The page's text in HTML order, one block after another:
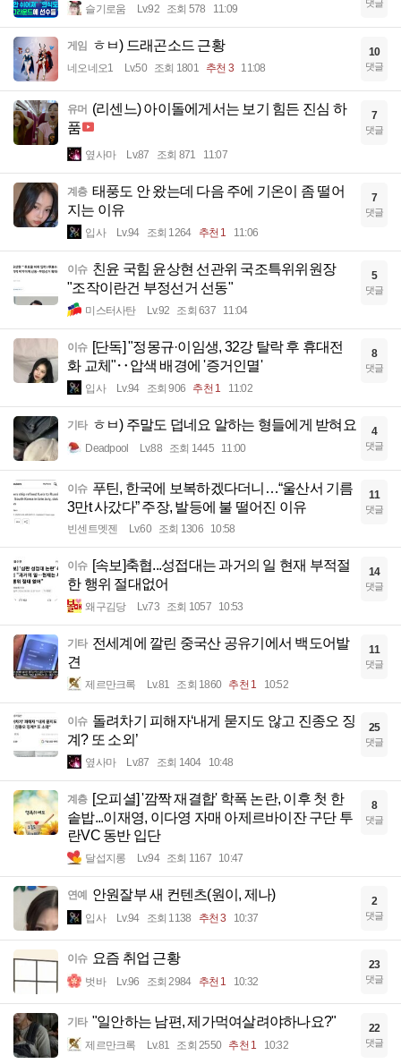
슬기로움 Lv.92 조회 578 11:09 댓글
게임 ㅎㅂ) 드래곤소드 근황
네오네오1 Lv.50 조회 1801 추천 3 11:08
10
댓글
유머 (리센느) 아이돌에게서는 보기 힘든 진심 하
품
옆사마 Lv.87 조회 871 11:07
7
댓글
계층 태풍도 안 왔는데 다음 주에 기온이 좀 떨어
지는 이유
입사 Lv.94 조회 1264 추천 1 11:06
7
댓글
이슈 친윤 국힘 윤상현 선관위 국조특위위원장
"조작이란건 부정선거 선동"
미스터사탄 Lv.92 조회 637 11:04
5
댓글
이슈 [단독] "정몽규·이임생, 32강 탈락 후 휴대전
화 교체"‥압색 배경에 '증거인멸'
입사 Lv.94 조회 906 추천 1 11:02
8
댓글
기타 ㅎㅂ) 주말도 덥네요 알하는 형들에게 받혀요
Deadpool Lv.88 조회 1445 11:00
4
댓글
이슈 푸틴, 한국에 보복하겠다더니…“울산서 기름
3만t 사갔다” 주장, 발등에 불 떨어진 이유
빈센트멧젠 Lv.60 조회 1306 10:58
11
댓글
이슈 [속보]축협...성접대는 과거의 일 현재 부적절
한 행위 절대없어
왜구김당 Lv.73 조회 1057 10:53
14
댓글
기타 전세계에 깔린 중국산 공유기에서 백도어발
견
제르만크록 Lv.81 조회 1860 추천 1 10:52
11
댓글
이슈 돌려차기 피해자‘내게 묻지도 않고 진종오 징
계? 또 소외’
옆사마 Lv.87 조회 1404 10:48
25
댓글
계층 [오피셜] '깜짝 재결합' 학폭 논란, 이후 첫 한
솥밥...이재영, 이다영 자매 아제르바이잔 구단 투
란VC 동반 입단
달섭지롱 Lv.94 조회 1167 10:47
8
댓글
연예 안원잘부 새 컨텐츠(원이, 제나)
입사 Lv.94 조회 1138 추천 3 10:37
2
댓글
이슈 요즘 취업 근황
벗바 Lv.96 조회 2984 추천 1 10:32
23
댓글
기타 "일안하는 남편, 제가먹여살려야하나요?"
제르만크록 Lv.81 조회 2550 추천 1 10:32
22
댓글